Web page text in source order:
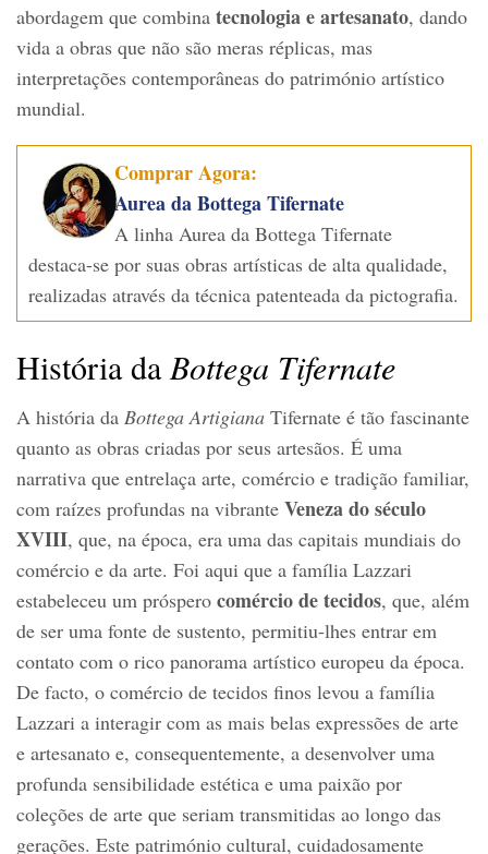
abordagem que combina tecnologia e artesanato, dando
vida a obras que não são meras réplicas, mas
interpretações contemporâneas do património artístico
mundial.
Comprar Agora:
Aurea da Bottega Tifernate
A linha Aurea da Bottega Tifernate
destaca-se por suas obras artísticas de alta qualidade,
realizadas através da técnica patenteada da pictografia.
História da Bottega Tifernate
A história da Bottega Artigiana Tifernate é tão fascinante
quanto as obras criadas por seus artesãos. É uma
narrativa que entrelaça arte, comércio e tradição familiar,
com raízes profundas na vibrante Veneza do século
XVIII, que, na época, era uma das capitais mundiais do
comércio e da arte. Foi aqui que a família Lazzari
estabeleceu um próspero comércio de tecidos, que, além
de ser uma fonte de sustento, permitiu-lhes entrar em
contato com o rico panorama artístico europeu da época.
De facto, o comércio de tecidos finos levou a família
Lazzari a interagir com as mais belas expressões de arte
e artesanato e, consequentemente, a desenvolver uma
profunda sensibilidade estética e uma paixão por
coleções de arte que seriam transmitidas ao longo das
gerações. Este património cultural, cuidadosamente